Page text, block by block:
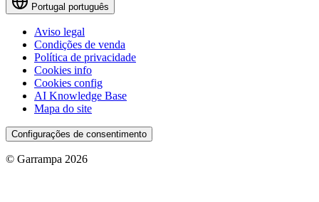
Portugal português
Aviso legal
Condições de venda
Política de privacidade
Cookies info
Cookies config
AI Knowledge Base
Mapa do site
Configurações de consentimento
© Garrampa 2026